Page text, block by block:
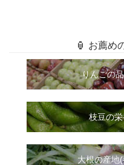
🏮 お薦め
りんごの
枝豆の
大根の産地